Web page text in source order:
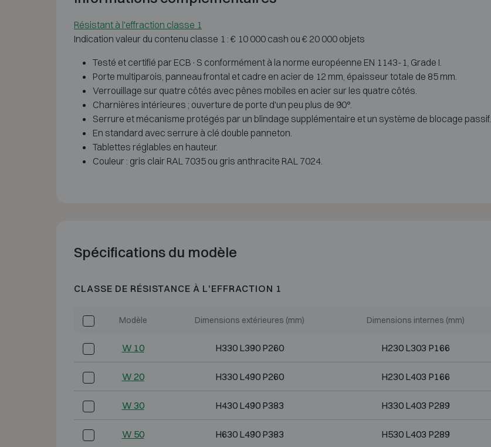
Résistant à l'effraction classe 1
Indication valeur du contenu classe 1 : € 10 000 cash ou € 20 000 objets
Testé et certifié par ECB·S conformément à la norme européenne EN 1143-1, Grade I.
Porte multiparois, panneau frontal et cadre en acier de 12 mm, épaisseur totale de 85 mm.
Verrouillage sur quatre côtés avec pênes mobiles en acier sur les quatre côtés.
Charnières intérieures ; ouverture de porte d'un peu plus de 90°.
Serrure et mécanisme protégés par un blindage supplémentaire et un système de blocage passif.
En standard avec serrure à clé double panneton.
Tablettes réglables en hauteur.
Couleur : gris clair RAL 7035 ou gris anthracite RAL 7024.
Spécifications du modèle
CLASSE DE RÉSISTANCE À L'EFFRACTION 1
Modèle Dimensions extérieures (mm) Dimensions internes (mm)
W 10 H330 L390 P260 H230 L303 P166
W 20 H330 L490 P260 H230 L403 P166
W 30 H430 L490 P383 H330 L403 P289
W 50 H630 L490 P383 H530 L403 P289